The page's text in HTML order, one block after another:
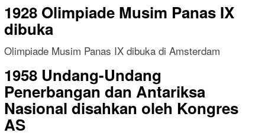
1928 Olimpiade Musim Panas IX
dibuka
Olimpiade Musim Panas IX dibuka di Amsterdam
1958 Undang-Undang
Penerbangan dan Antariksa
Nasional disahkan oleh Kongres
AS